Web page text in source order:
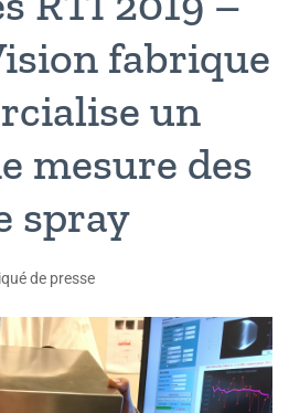
fabrique
un
mesure des
spray
de presse